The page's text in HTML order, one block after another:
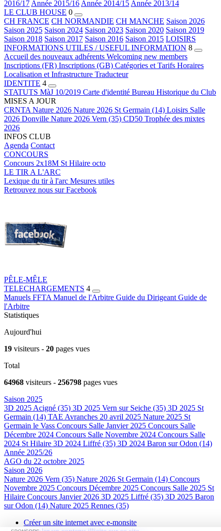
2016/17 Année 2015/16 Année 2014/15 Année 2013/14
LE CLUB HOUSE 0
CH FRANCE CH NORMANDIE CH MANCHE Saison 2026
Saison 2025 Saison 2024 Saison 2023 Saison 2020 Saison 2019
Saison 2018 Saison 2017 Saison 2016 Saison 2015 LOISIRS
INFORMATIONS UTILES / USEFUL INFORMATION 8
Accueil des nouveaux adhérents Welcoming new members
Inscriptions (FR) Inscriptions (GB) Catégories et Tarifs Horaires
Localisation et Infrastructure Traducteur
IDENTITE 4
STATUTS MàJ 10/2019 Carte d'identité Bureau Historique du Club
MISES A JOUR
CRNTA Nature 2026 Nature 2026 St Germain (14) Loisirs Salle
2026 Donville Nature 2026 Vern (35) CD50 Trophée des mixtes
2026
INFOS CLUB
Agenda Contact
CONCOURS
Concours 2x18M St Hilaire octo
LE TIR A L'ARC
Lexique du tir à l'arc Mesures utiles
Retrouvez nous sur Facebook
PÊLE-MÊLE
TELECHARGEMENTS 4
Manuels FFTA Manuel de l'Arbitre Guide du Dirigeant Guide de
l'Arbitre
Statistiques
Aujourd'hui
19 visiteurs - 20 pages vues
Total
64968 visiteurs - 256798 pages vues
Saison 2025
3D 2025 Acigné (35) 3D 2025 Vern sur Seiche (35) 3D 2025 St
Germain (14) TAE Avranches 20 avril 2025 Nature 2025 St
Germain le Vass Concours Salle Janvier 2025 Concours Salle
Décembre 2024 Concours Salle Novembre 2024 Concours Salle
2024 St Hilaire 3D 2024 Liffré (35) 3D 2024 Baron sur Odon (14)
Année 2025/26
AGO du 22 octobre 2025
Saison 2026
Nature 2026 Vern (35) Nature 2026 St Germain (14) Concours
Novembre 2025 Concours Décembre 2025 Concours Salle 2025 St
Hilaire Concours Janvier 2026 3D 2025 Liffré (35) 3D 2025 Baron
sur Odon (14) Nature 2025 Rennes (35)
Créer un site internet avec e-monsite